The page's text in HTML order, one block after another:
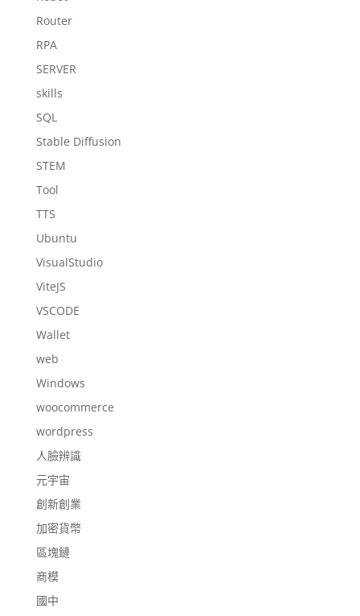
Router
RPA
SERVER
skills
SQL
Stable Diffusion
STEM
Tool
TTS
Ubuntu
VisualStudio
ViteJS
VSCODE
Wallet
web
Windows
woocommerce
wordpress
人臉辨識
元宇宙
創新創業
加密貨幣
區塊鏈
商模
國中